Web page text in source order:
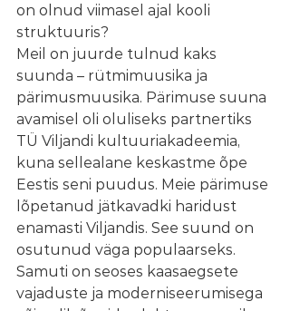
on olnud viimasel ajal kooli
struktuuris?
Meil on juurde tulnud kaks
suunda – rütmimuusika ja
pärimusmuusika. Pärimuse suuna
avamisel oli oluliseks partnertiks
TÜ Viljandi kultuuriakadeemia,
kuna sellealane keskastme õpe
Eestis seni puudus. Meie pärimuse
lõpetanud jätkavadki haridust
enamasti Viljandis. See suund on
osutunud väga populaarseks.
Samuti on seoses kaasaegsete
vajaduste ja moderniseerumisega